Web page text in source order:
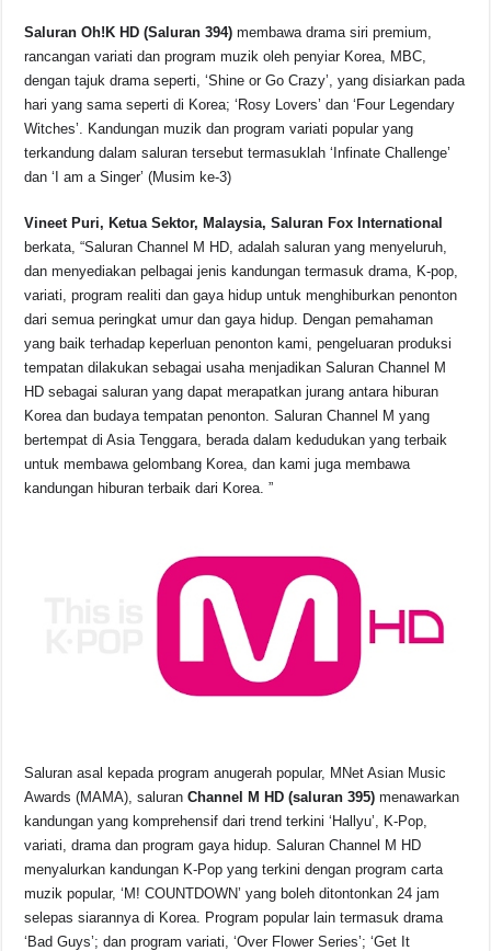
Saluran Oh!K HD (Saluran 394) membawa drama siri premium,
rancangan variati dan program muzik oleh penyiar Korea, MBC,
dengan tajuk drama seperti, ‘Shine or Go Crazy’, yang disiarkan pada
hari yang sama seperti di Korea; ‘Rosy Lovers’ dan ‘Four Legendary
Witches’. Kandungan muzik dan program variati popular yang
terkandung dalam saluran tersebut termasuklah ‘Infinate Challenge’
dan ‘I am a Singer’ (Musim ke-3)
Vineet Puri, Ketua Sektor, Malaysia, Saluran Fox International
berkata, “Saluran Channel M HD, adalah saluran yang menyeluruh,
dan menyediakan pelbagai jenis kandungan termasuk drama, K-pop,
variati, program realiti dan gaya hidup untuk menghiburkan penonton
dari semua peringkat umur dan gaya hidup. Dengan pemahaman
yang baik terhadap keperluan penonton kami, pengeluaran produksi
tempatan dilakukan sebagai usaha menjadikan Saluran Channel M
HD sebagai saluran yang dapat merapatkan jurang antara hiburan
Korea dan budaya tempatan penonton. Saluran Channel M yang
bertempat di Asia Tenggara, berada dalam kedudukan yang terbaik
untuk membawa gelombang Korea, dan kami juga membawa
kandungan hiburan terbaik dari Korea. ”
Saluran asal kepada program anugerah popular, MNet Asian Music
Awards (MAMA), saluranChannel M HD (saluran 395)menawarkan
kandungan yang komprehensif dari trend terkini ‘Hallyu’, K-Pop,
variati, drama dan program gaya hidup. Saluran Channel M HD
menyalurkan kandungan K-Pop yang terkini dengan program carta
muzik popular, ‘M! COUNTDOWN’ yang boleh ditontonkan 24 jam
selepas siarannya di Korea. Program popular lain termasuk drama
‘Bad Guys’; dan program variati, ‘Over Flower Series’; ‘Get It